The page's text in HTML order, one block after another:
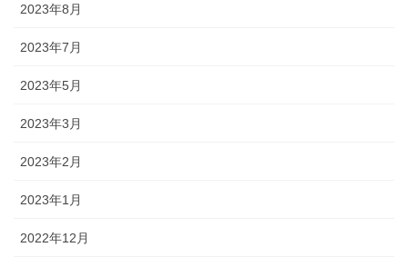
2023年8月
2023年7月
2023年5月
2023年3月
2023年2月
2023年1月
2022年12月